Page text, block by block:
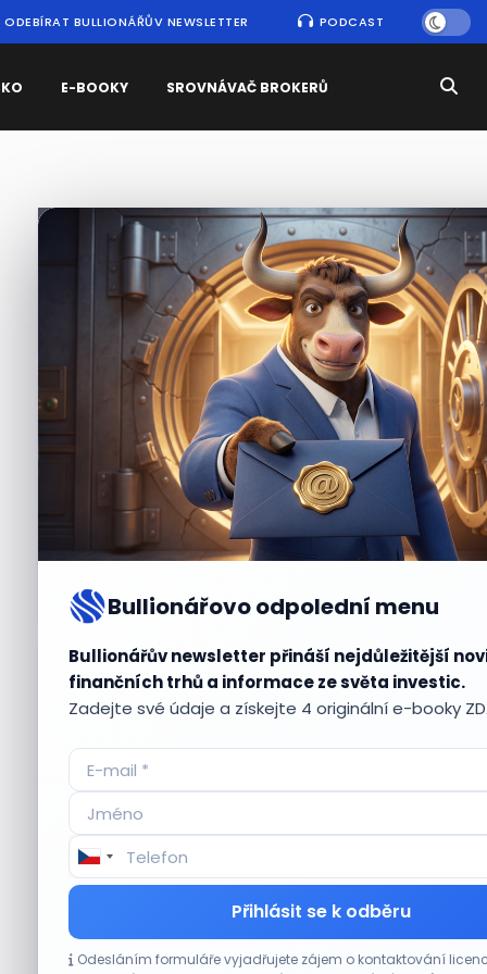
ODEBÍRAT BULLIONÁŘŮV NEWSLETTER PODCAST
E-BOOKY SROVNÁVAČ BROKERŮ
Bullionářovo odpolední menu
Bullionářův newsletter přináší nejdůležitější
finančních trhů a informace ze světa investic.
Zadejte své údaje a získejte 4 originální e-booky
Přihlásit se k odběru
Odesláním formuláře vyjadřujete zájem o kontaktování
Nejčtenějšízprávy
Aktuálnípříležitosti
Akcie Micron klesají, ale nejhoršímu